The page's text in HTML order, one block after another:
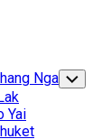
Nga Toggle
Child
Yai